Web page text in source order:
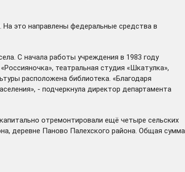
это направлены федеральные средства в
С начала работы учреждения в 1983 году
театральная студия «Шкатулка»,
расположена библиотека. «Благодаря
- подчеркнула директор департамента
отремонтировали ещё четыре сельских
деревне Паново Палехского района. Общая сумма